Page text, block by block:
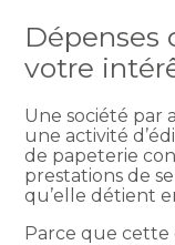
Dépenses
votre
Une société par
une activité
de papeterie
prestations de
qu’elle détient
Parce que